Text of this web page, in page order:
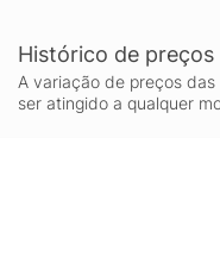
Histórico de preços
A variação de preços
ser atingido a qualquer